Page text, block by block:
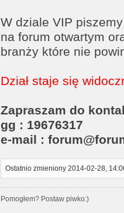
W dziale VIP
na forum otwartym
branży które nie
Dział staje się
Zapraszam do
gg : 19676317
e-mail :
Ostatnio zmieniony 2014-02-28,
Pomogłem? Postaw piwko:)